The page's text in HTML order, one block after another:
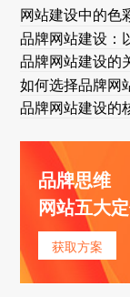
网站建设中的色
品牌网站建设：
品牌网站建设的
如何选择品牌网
品牌网站建设的
品牌思维
网站五大
获取方案